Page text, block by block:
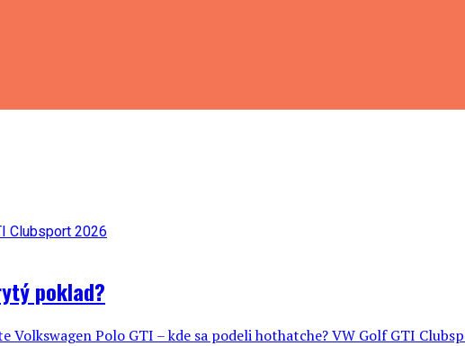
poklad?
Polo GTI – kde sa podeli hothatche? VW Golf GTI